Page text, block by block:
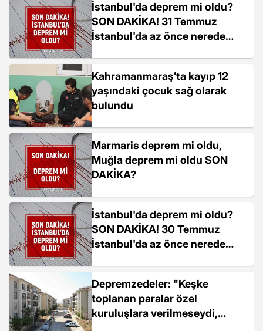
İstanbul'da deprem mi oldu?
SON DAKİKA! 31 Temmuz
İstanbul'da az önce nerede
Kahramanmaraş’ta kayıp 12
yaşındaki çocuk sağ olarak
bulundu
Marmaris deprem mi oldu,
Muğla deprem mi oldu SON
DAKİKA?
İstanbul'da deprem mi oldu?
SON DAKİKA! 30 Temmuz
İstanbul'da az önce nerede
Depremzedeler: "Keşke
toplanan paralar özel
kuruluşlara verilmeseydi,